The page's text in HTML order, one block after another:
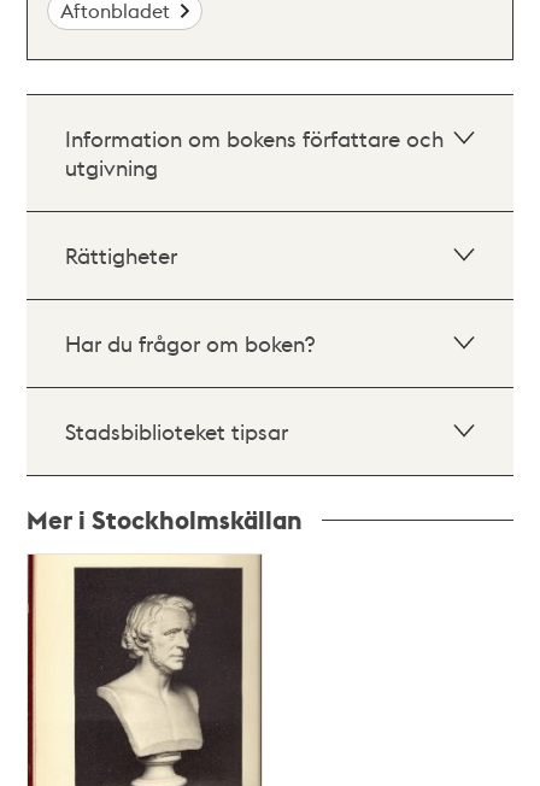
Aftonbladet
Information om bokens författare och
utgivning
Rättigheter
Har du frågor om boken?
Stadsbiblioteket tipsar
Mer i Stockholmskällan
Relaterade